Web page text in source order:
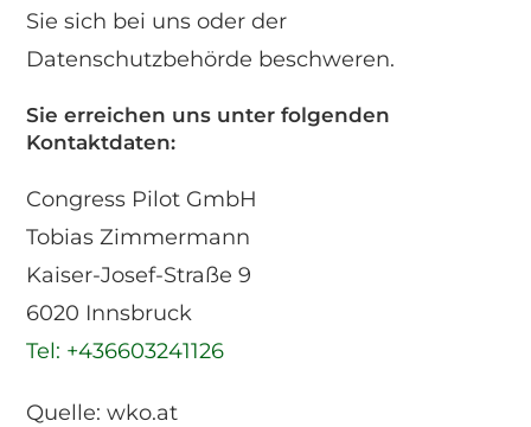
Sie sich bei uns oder der
Datenschutzbehörde beschweren.
Sie erreichen uns unter folgenden
Kontaktdaten:
Congress Pilot GmbH
Tobias Zimmermann
Kaiser-Josef-Straße 9
6020 Innsbruck
Tel: +436603241126
Quelle: wko.at